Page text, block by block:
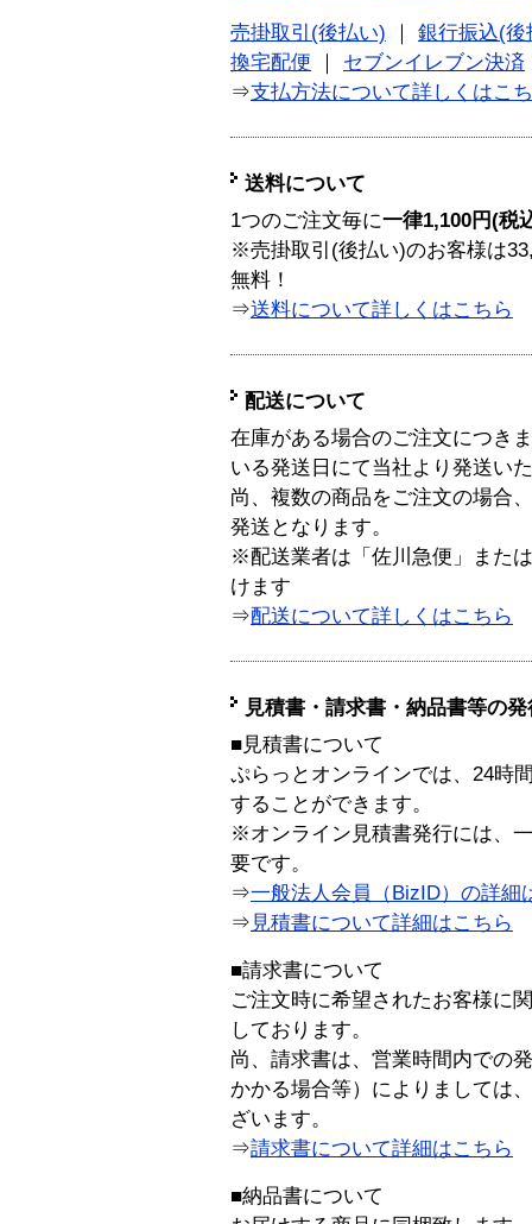
売掛取引(後払い)
銀行振込(後
換宅配便
セブンイレブン決済
⇒支払方法について詳しくはこ
送料について
1つのご注文毎に一律1,100円(税
※売掛取引(後払い)のお客様は
無料！
⇒送料について詳しくはこちら
配送について
在庫がある場合のご注文につき
いる発送日にて当社より発送い
尚、複数の商品をご注文の場合
発送となります。
※配送業者は「佐川急便」また
けます
⇒配送について詳しくはこちら
見積書・請求書・納品書等の
■見積書について
ぷらっとオンラインでは、24時
することができます。
※オンライン見積書発行には、
要です。
⇒一般法人会員（BizID）の詳細
⇒ 見積書について詳細はこちら
■請求書について
ご注文時に希望されたお客様に
しております。
尚、請求書は、営業時間内での
かかる場合等）によりましては
ざいます。
⇒請求書について詳細はこちら
■納品書について